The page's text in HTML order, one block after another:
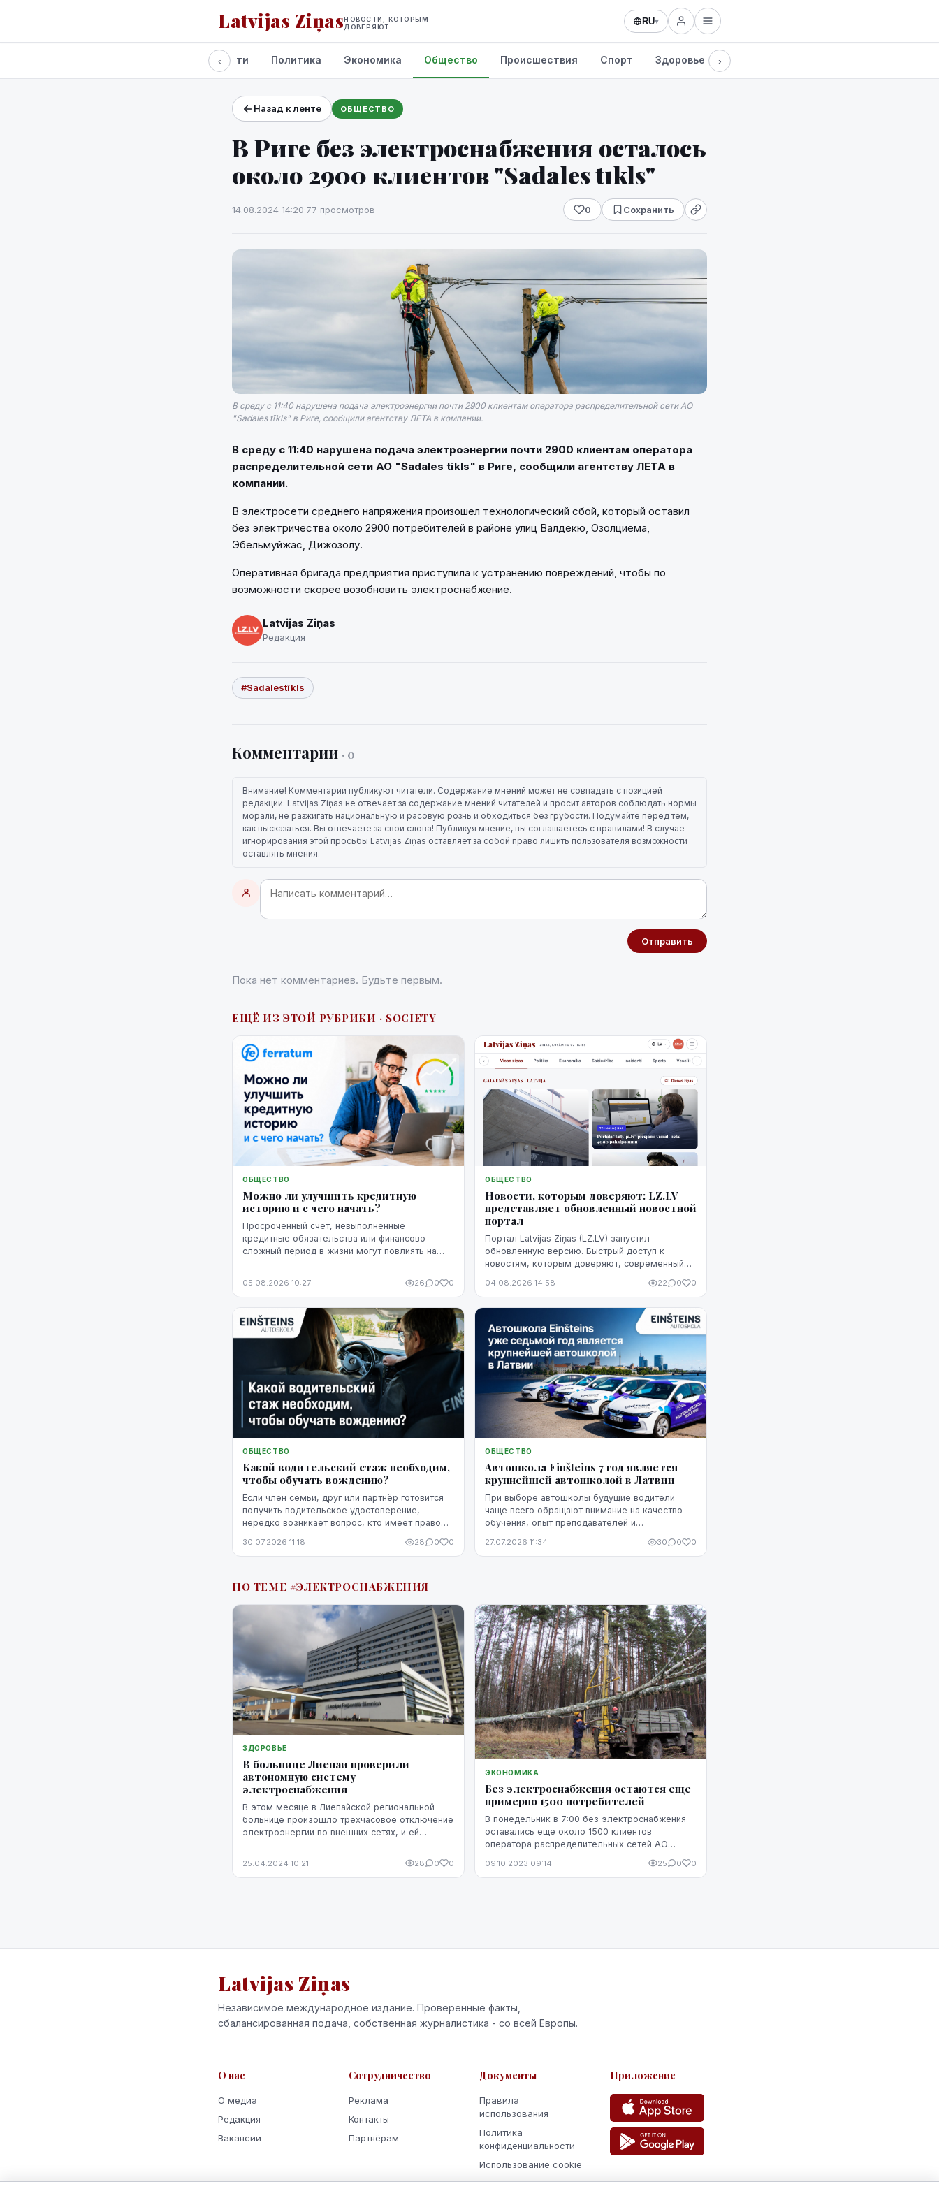
Latvijas ZiņasНОВОСТИ, КОТОРЫМ
ДОВЕРЯЮТ
RU▾
Проекты и сервисы
‹
Все новости Политика Экономика Общество Происшествия Спорт Здоровье Культура
›
Назад к ленте ОБЩЕСТВО
В Риге без электроснабжения осталось
около 2900 клиентов "Sadales tīkls"
14.08.2024 14:20·77 просмотров 0 Сохранить
В среду с 11:40 нарушена подача электроэнергии почти 2900 клиентам оператора распределительной сети АО
"Sadales tīkls" в Риге, сообщили агентству ЛЕТА в компании.
В среду с 11:40 нарушена подача электроэнергии почти 2900 клиентам оператора
распределительной сети АО "Sadales tīkls" в Риге, сообщили агентству ЛЕТА в
компании.
В электросети среднего напряжения произошел технологический сбой, который оставил
без электричества около 2900 потребителей в районе улиц Валдекю, Озолциема,
Эбельмуйжас, Дижозолу.
Оперативная бригада предприятия приступила к устранению повреждений, чтобы по
возможности скорее возобновить электроснабжение.
Latvijas Ziņas
Редакция
#Sadalestīkls
Комментарии · 0
Внимание! Комментарии публикуют читатели. Содержание мнений может не совпадать с позицией
редакции. Latvijas Ziņas не отвечает за содержание мнений читателей и просит авторов соблюдать нормы
морали, не разжигать национальную и расовую рознь и обходиться без грубости. Подумайте перед тем,
как высказаться. Вы отвечаете за свои слова! Публикуя мнение, вы соглашаетесь с правилами! В случае
игнорирования этой просьбы Latvijas Ziņas оставляет за собой право лишить пользователя возможности
оставлять мнения.
Отправить
Пока нет комментариев. Будьте первым.
ЕЩЁ ИЗ ЭТОЙ РУБРИКИ · SOCIETY
ОБЩЕСТВО
Можно ли улучшить кредитную
историю и с чего начать?
Просроченный счёт, невыполненные
кредитные обязательства или финансово
сложный период в жизни могут повлиять на
уже невозможно изменить. Кредитную
этого потребуются время, регулярное
выполнение обязательств и продуманные
действия.
05.08.2026 10:27 26 0 0
ОБЩЕСТВО
Новости, которым доверяют: LZ.LV
представляет обновленный новостной
портал
Портал Latvijas Ziņas (LZ.LV) запустил
обновленную версию. Быстрый доступ к
новостям, которым доверяют, современный
04.08.2026 14:58 22 0 0
ОБЩЕСТВО
Какой водительский стаж необходим,
чтобы обучать вождению?
Если член семьи, друг или партнёр готовится
получить водительское удостоверение,
нередко возникает вопрос, кто имеет право
учебных поездок. В настоящее время м...
30.07.2026 11:18 28 0 0
ОБЩЕСТВО
Автошкола Einšteins 7 год является
крупнейшей автошколой в Латвии
При выборе автошколы будущие водители
чаще всего обращают внимание на качество
обучения, опыт преподавателей и
современные решения, которые помогают
27.07.2026 11:34 30 0 0
ПО ТЕМЕ #ЭЛЕКТРОСНАБЖЕНИЯ
ЗДОРОВЬЕ
В больнице Лиепаи проверили
автономную систему
электроснабжения
В этом месяце в Лиепайской региональной
больнице произошло трехчасовое отключение
электроэнергии во внешних сетях, и ей
электроснабжения. От перегрузки началось ...
25.04.2024 10:21 28 0 0
ЭКОНОМИКА
Без электроснабжения остаются еще
примерно 1500 потребителей
В понедельник в 7:00 без электроснабжения
оставались еще около 1500 клиентов
оператора распределительных сетей АО
агентству ЛЕТА в компании.
09.10.2023 09:14 25 0 0
Latvijas Ziņas
Независимое международное издание. Проверенные факты,
сбалансированная подача, собственная журналистика - со всей Европы.
О нас
О медиа
Редакция
Вакансии
Сотрудничество
Реклама
Контакты
Партнёрам
Документы
Правила
использования
Политика
конфиденциальности
Использование cookie
Кодекс поведения и
Приложение